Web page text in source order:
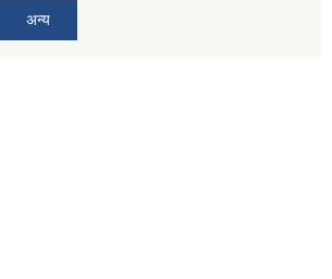
अन्य